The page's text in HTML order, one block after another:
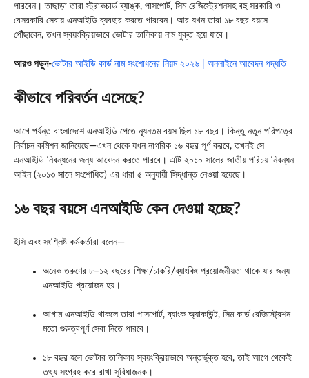
পারবেন। তাছাড়া তারা স্ট্রাকচার্ড ব্যাঙ্ক, পাসপোর্ট, সিম রেজিস্ট্রেশনসহ বহু সরকারি ও
বেসরকারি সেবায় এনআইডি ব্যবহার করতে পারবেন। আর যখন তারা ১৮ বছর বয়সে
পৌঁছাবেন, তখন স্বয়ংক্রিয়ভাবে ভোটার তালিকায় নাম যুক্ত হয়ে যাবে।
আরও পড়ুন-ভোটার আইডি কার্ড নাম সংশোধনের নিয়ম ২০২৬ | অনলাইনে আবেদন পদ্ধতি
কীভাবে পরিবর্তন এসেছে?
আগে পর্যন্ত বাংলাদেশে এনআইডি পেতে ন্যূনতম বয়স ছিল ১৮ বছর। কিন্তু নতুন পরিপত্রে
নির্বাচন কমিশন জানিয়েছে—এখন থেকে যখন নাগরিক ১৬ বছর পূর্ণ করবে, তখনই সে
এনআইডি নিবন্ধনের জন্য আবেদন করতে পারবে। এটি ২০১০ সালের জাতীয় পরিচয় নিবন্ধন
আইন (২০১৩ সালে সংশোধিত) এর ধারা ৫ অনুযায়ী সিদ্ধান্ত নেওয়া হয়েছে।
১৬ বছর বয়সে এনআইডি কেন দেওয়া হচ্ছে?
ইসি এবং সংশ্লিষ্ট কর্মকর্তারা বলেন—
অনেক তরুণের ৮–১২ বছরের শিক্ষা/চাকরি/ব্যাংকিং প্রয়োজনীয়তা থাকে যার জন্য
এনআইডি প্রয়োজন হয়।
আগাম এনআইডি থাকলে তারা পাসপোর্ট, ব্যাংক অ্যাকাউন্ট, সিম কার্ড রেজিস্ট্রেশন
মতো গুরুত্বপূর্ণ সেবা নিতে পারবে।
১৮ বছর হলে ভোটার তালিকায় স্বয়ংক্রিয়ভাবে অন্তর্ভুক্ত হবে, তাই আগে থেকেই
তথ্য সংগ্রহ করে রাখা সুবিধাজনক।